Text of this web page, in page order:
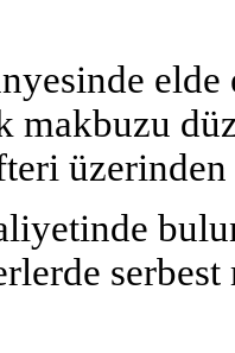
elde
makbuzu